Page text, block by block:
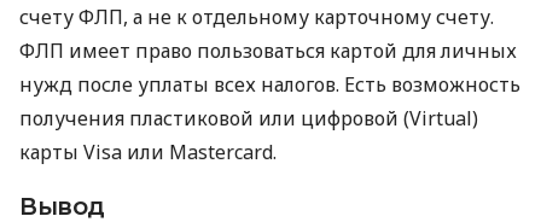
счету ФЛП, а не к отдельному карточному счету.
ФЛП имеет право пользоваться картой для личных
нужд после уплаты всех налогов. Есть возможность
получения пластиковой или цифровой (Virtual)
карты Visa или Mastercard.
Вывод